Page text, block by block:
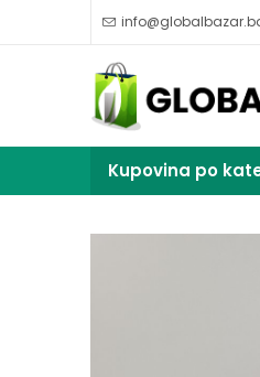
Kupovina po